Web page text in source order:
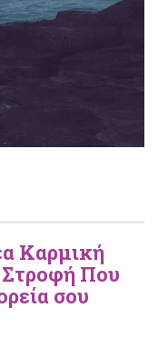
Καρμική
Που
σου